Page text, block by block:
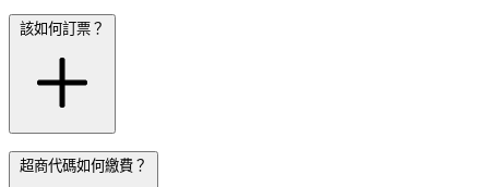
該如何訂票？
超商代碼如何繳費？